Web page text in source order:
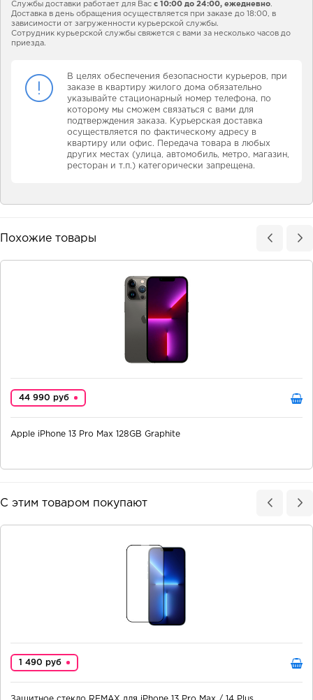
Службы доставки работает для Вас с 10:00 до 24:00, ежедневно.
Доставка в день обращения осуществляется при заказе до 18:00, в
зависимости от загруженности курьерской службы.
Сотрудник курьерской службы свяжется с вами за несколько часов до
приезда.
В целях обеспечения безопасности курьеров, при
заказе в квартиру жилого дома обязательно
указывайте стационарный номер телефона, по
которому мы сможем связаться с вами для
подтверждения заказа. Курьерская доставка
осуществляется по фактическому адресу в
квартиру или офис. Передача товара в любых
других местах (улица, автомобиль, метро, магазин,
ресторан и т.п.) категорически запрещена.
Похожие товары
44 990 руб
Apple iPhone 13 Pro Max 128GB Graphite
С этим товаром покупают
1 490 руб